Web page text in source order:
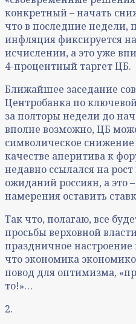
конкретный – начать
что в последние недели,
инфляция фиксируется
исчислении, а это уже
4-процентный таргет ЦБ.
Ближайшее заседание
Центробанка по
за полторы недели до
вполне возможно, ЦБ
символическое снижение
качестве аперитива к
недавно ссылался на
ожиданий россиян, а это
намерения оставить
Так что, полагаю, все
просьбы верховной
праздничное
что экономика
повод для оптимизма,
то!»…
2.